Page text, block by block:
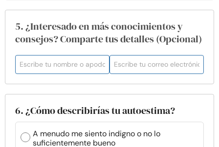
5. ¿Interesado en más conocimientos y
consejos? Comparte tus detalles (Opcional)
6. ¿Cómo describirías tu autoestima?
A menudo me siento indigno o no lo
suficientemente bueno